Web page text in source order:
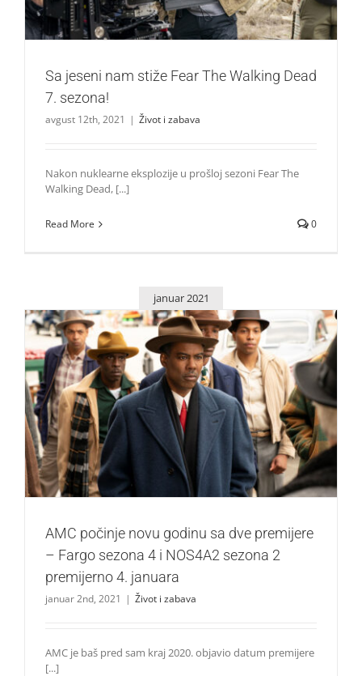
Sa jeseni nam stiže Fear The Walking Dead
7. sezona!
avgust 12th, 2021 | Život i zabava
Nakon nuklearne eksplozije u prošloj sezoni Fear The
Walking Dead, [...]
Read More 0
januar 2021
AMC počinje novu godinu sa dve premijere – Fargo
sezona 4 i NOS4A2 sezona 2 premijerno 4. januara
Život i zabava
AMC počinje novu godinu sa dve premijere
– Fargo sezona 4 i NOS4A2 sezona 2
premijerno 4. januara
januar 2nd, 2021 | Život i zabava
AMC je baš pred sam kraj 2020. objavio datum premijere
[...]